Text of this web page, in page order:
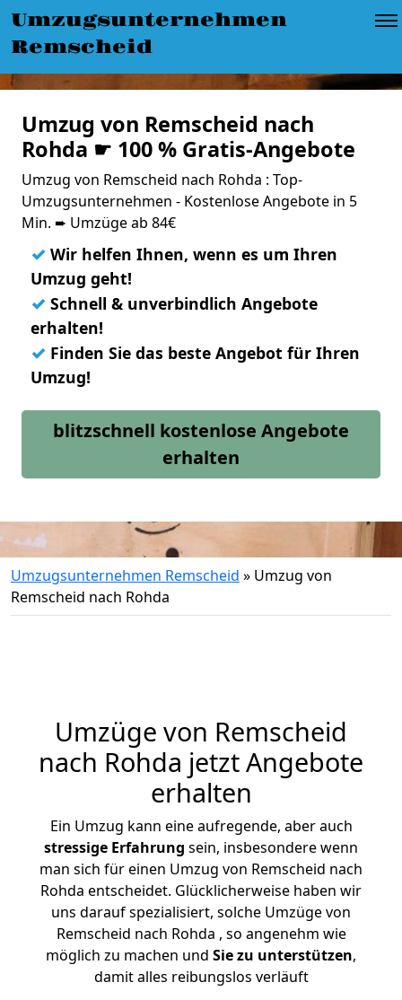
Umzugsunternehmen
Remscheid
Umzug von Remscheid nach
Rohda ☛ 100 % Gratis-Angebote
Umzug von Remscheid nach Rohda : Top-
Umzugsunternehmen - Kostenlose Angebote in 5
Min. ➨ Umzüge ab 84€
✓ Wir helfen Ihnen, wenn es um Ihren
Umzug geht!
✓ Schnell & unverbindlich Angebote
erhalten!
✓ Finden Sie das beste Angebot für Ihren
Umzug!
blitzschnell kostenlose Angebote
erhalten
Umzugsunternehmen Remscheid » Umzug von
Remscheid nach Rohda
Umzüge von Remscheid
nach Rohda jetzt Angebote
erhalten
Ein Umzug kann eine aufregende, aber auch
stressige Erfahrung sein, insbesondere wenn
man sich für einen Umzug von Remscheid nach
Rohda entscheidet. Glücklicherweise haben wir
uns darauf spezialisiert, solche Umzüge von
Remscheid nach Rohda , so angenehm wie
möglich zu machen und Sie zu unterstützen,
damit alles reibungslos verläuft